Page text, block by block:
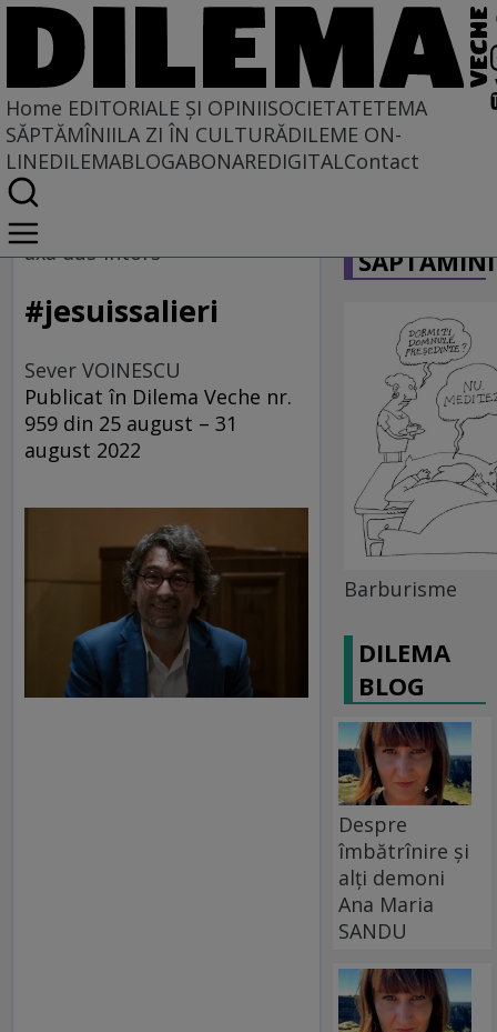
Home EDITORIALE ȘI OPINIISOCIETATETEMA
SĂPTĂMÎNIILA ZI ÎN CULTURĂDILEME ON-
LINEDILEMABLOGABONAREDIGITALContact
Home
EDITORIALE ȘI OPINII
axa dus-întors
#jesuissalieri
Sever VOINESCU
Publicat în Dilema Veche nr.
959 din 25 august – 31
august 2022
Barburisme
DILEMA
BLOG
Despre
îmbătrînire și
alți demoni
Ana Maria
SANDU